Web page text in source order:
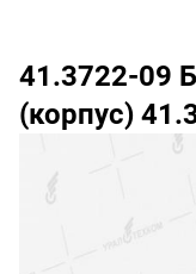
41.3722-09
(корпус)